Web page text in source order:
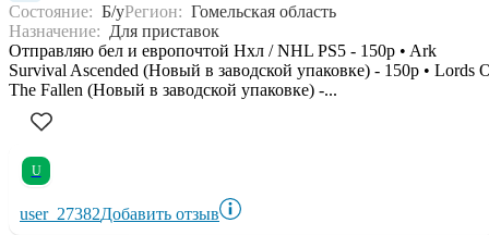
Состояние: Б/уРегион: Гомельская область
Назначение: Для приставок
Отправляю бел и европочтой Нхл / NHL PS5 - 150p • Ark
Survival Ascended (Новый в заводской упаковке) - 150р • Lords
The Fallen (Новый в заводской упаковке) -...
U
user_27382Добавить отзыв